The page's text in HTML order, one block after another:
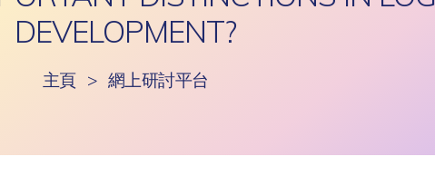
DEVELOPMENT?
主頁 > 網上研討平台